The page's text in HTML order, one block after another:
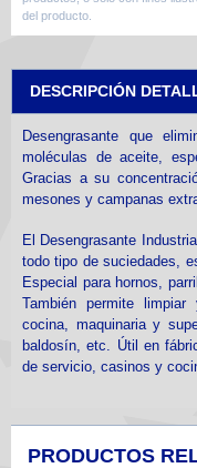
del producto.
DESCRIPCIÓN
Desengrasante que
moléculas de aceite,
Gracias a su
mesones y campanas
El Desengrasante
todo tipo de suciedades,
Especial para hornos,
También permite
cocina, maquinaria y
baldosín, etc. Útil en
de servicio, casinos y
PRODUCTOS